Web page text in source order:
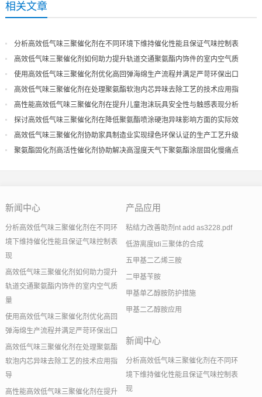
相关文章
分析高效低气味三聚催化剂在不同环境下维持催化性能且保证气味控制表
现
高效低气味三聚催化剂如何助力提升轨道交通聚氨酯内饰件的室内空气质
量
使用高效低气味三聚催化剂优化高回弹海绵生产流程并满足严苛环保出口
高效低气味三聚催化剂在处理聚氨酯软泡内芯异味去除工艺的技术应用指
导
高性能高效低气味三聚催化剂在提升儿童泡沫玩具安全性与触感表现分析
探讨高效低气味三聚催化剂在降低聚氨酯喷涂硬泡异味影响方面的实际效
果
高效低气味三聚催化剂协助家具制造业实现绿色环保认证的生产工艺升级
聚氨酯固化剂高活性催化剂协助解决高湿度天气下聚氨酯涂层固化慢痛点
新闻中心
分析高效低气味三聚催化剂在不同环
境下维持催化性能且保证气味控制表
现
高效低气味三聚催化剂如何助力提升
轨道交通聚氨酯内饰件的室内空气质
量
使用高效低气味三聚催化剂优化高回
弹海绵生产流程并满足严苛环保出口
高效低气味三聚催化剂在处理聚氨酯
软泡内芯异味去除工艺的技术应用指
导
高性能高效低气味三聚催化剂在提升
产品应用
粘结力改善助剂nt add as3228.pdf
低游离度tdi三聚体的合成
五甲基二乙烯三胺
二甲基苄胺
甲基单乙醇胺防护措施
甲基二乙醇胺应用
新闻中心
分析高效低气味三聚催化剂在不同环
境下维持催化性能且保证气味控制表
现